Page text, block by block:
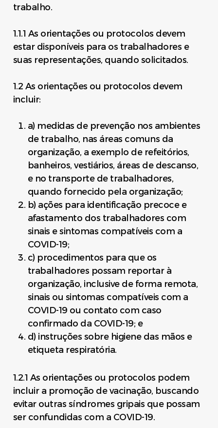
trabalho.
1.1.1 As orientações ou protocolos devem
estar disponíveis para os trabalhadores e
suas representações, quando solicitados.
1.2 As orientações ou protocolos devem
incluir:
a) medidas de prevenção nos ambientes
de trabalho, nas áreas comuns da
organização, a exemplo de refeitórios,
banheiros, vestiários, áreas de descanso,
e no transporte de trabalhadores,
quando fornecido pela organização;
b) ações para identificação precoce e
afastamento dos trabalhadores com
sinais e sintomas compatíveis com a
COVID-19;
c) procedimentos para que os
trabalhadores possam reportar à
organização, inclusive de forma remota,
sinais ou sintomas compatíveis com a
COVID-19 ou contato com caso
confirmado da COVID-19; e
d) instruções sobre higiene das mãos e
etiqueta respiratória.
1.2.1 As orientações ou protocolos podem
incluir a promoção de vacinação, buscando
evitar outras síndromes gripais que possam
ser confundidas com a COVID-19.